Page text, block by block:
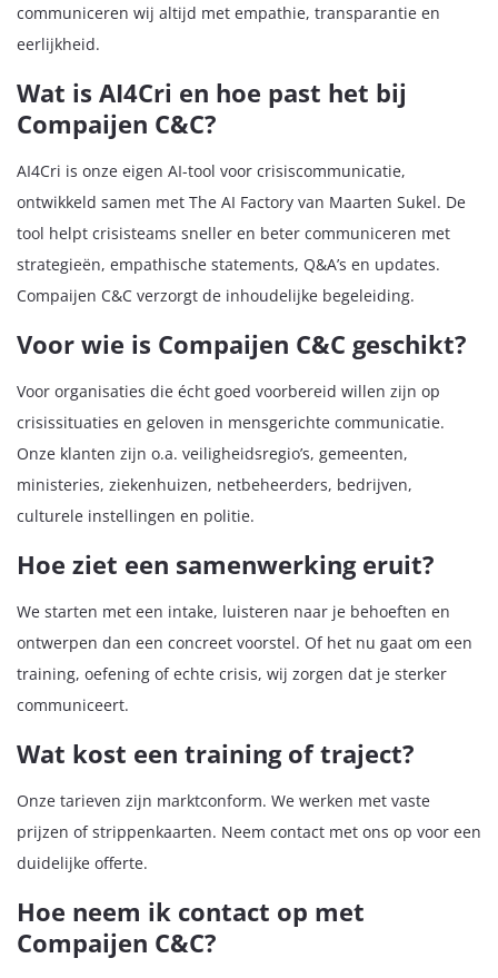
communiceren wij altijd met empathie, transparantie en
eerlijkheid.
Wat is AI4Cri en hoe past het bij
Compaijen C&C?
AI4Cri is onze eigen AI-tool voor crisiscommunicatie,
ontwikkeld samen met The AI Factory van Maarten Sukel. De
tool helpt crisisteams sneller en beter communiceren met
strategieën, empathische statements, Q&A’s en updates.
Compaijen C&C verzorgt de inhoudelijke begeleiding.
Voor wie is Compaijen C&C geschikt?
Voor organisaties die écht goed voorbereid willen zijn op
crisissituaties en geloven in mensgerichte communicatie.
Onze klanten zijn o.a. veiligheidsregio’s, gemeenten,
ministeries, ziekenhuizen, netbeheerders, bedrijven,
culturele instellingen en politie.
Hoe ziet een samenwerking eruit?
We starten met een intake, luisteren naar je behoeften en
ontwerpen dan een concreet voorstel. Of het nu gaat om een
training, oefening of echte crisis, wij zorgen dat je sterker
communiceert.
Wat kost een training of traject?
Onze tarieven zijn marktconform. We werken met vaste
prijzen of strippenkaarten. Neem contact met ons op voor een
duidelijke offerte.
Hoe neem ik contact op met
Compaijen C&C?